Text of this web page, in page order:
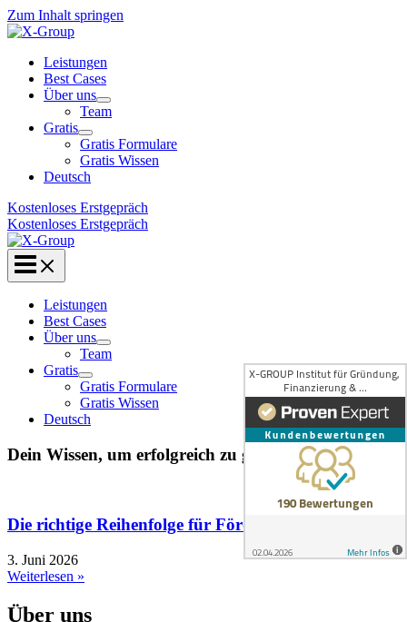
Zum Inhalt springen
Leistungen
Best Cases
Über uns
Team
Gratis
Gratis Formulare
Gratis Wissen
Deutsch
Kostenloses Erstgepräch
Kostenloses Erstgepräch
Leistungen
Best Cases
Über uns
Team
Gratis
Gratis Formulare
Gratis Wissen
Deutsch
Dein Wissen, um erfolgreich zu gründen
Die richtige Reihenfolge für Fördermittel
3. Juni 2026
Weiterlesen »
Über uns